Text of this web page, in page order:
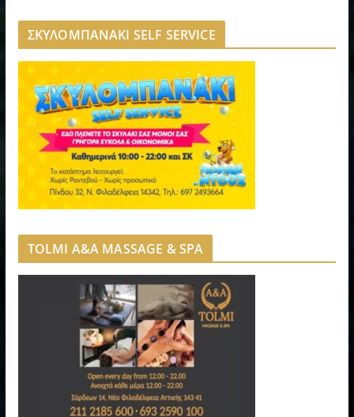
ΣΚΥΛΟΜΠΑΝΑΚΙ SELF SERVICE
TOLMI A&A MASSAGE & SPA